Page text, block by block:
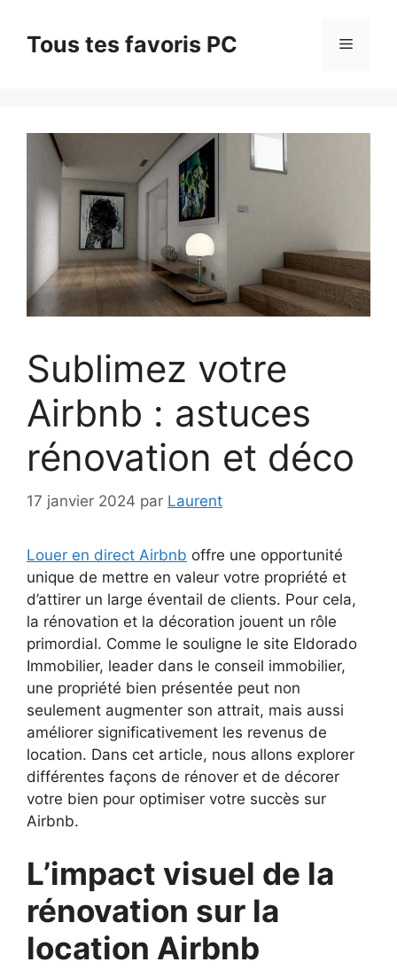
contenuTous tes favoris PC Menu
Sublimez votre
Airbnb : astuces
rénovation et déco
17 janvier 2024 par Laurent
Louer en direct Airbnb offre une opportunité
unique de mettre en valeur votre propriété et
d’attirer un large éventail de clients. Pour cela,
la rénovation et la décoration jouent un rôle
primordial. Comme le souligne le site Eldorado
Immobilier, leader dans le conseil immobilier,
une propriété bien présentée peut non
seulement augmenter son attrait, mais aussi
améliorer significativement les revenus de
location. Dans cet article, nous allons explorer
différentes façons de rénover et de décorer
votre bien pour optimiser votre succès sur
Airbnb.
L’impact visuel de la
rénovation sur la
location Airbnb